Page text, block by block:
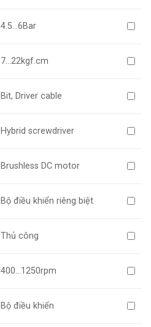
4.5…6Bar
7…22kgf.cm
Bit, Driver cable
Hybrid screwdriver
Brushless DC motor
Bộ điều khiển riêng biệt
Thủ công
400…1250rpm
Bộ điều khiển